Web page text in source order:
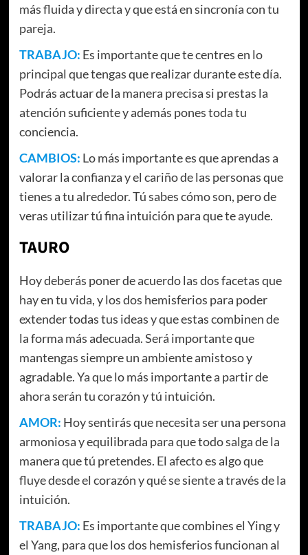
más fluida y directa y que está en sincronía con tu
pareja.
TRABAJO: Es importante que te centres en lo
principal que tengas que realizar durante este día.
Podrás actuar de la manera precisa si prestas la
atención suficiente y además pones toda tu
conciencia.
CAMBIOS: Lo más importante es que aprendas a
valorar la confianza y el cariño de las personas que
tienes a tu alrededor. Tú sabes cómo son, pero de
veras utilizar tú fina intuición para que te ayude.
TAURO
Hoy deberás poner de acuerdo las dos facetas que
hay en tu vida, y los dos hemisferios para poder
extender todas tus ideas y que estas combinen de
la forma más adecuada. Será importante que
mantengas siempre un ambiente amistoso y
agradable. Ya que lo más importante a partir de
ahora serán tu corazón y tú intuición.
AMOR: Hoy sentirás que necesita ser una persona
armoniosa y equilibrada para que todo salga de la
manera que tú pretendes. El afecto es algo que
fluye desde el corazón y qué se siente a través de la
intuición.
TRABAJO: Es importante que combines el Ying y
el Yang, para que los dos hemisferios funcionan al